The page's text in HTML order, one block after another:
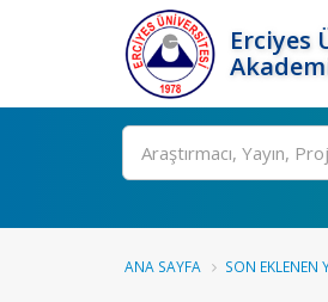
Erciyes
Ara
ANA SAYFA SON EKLENEN